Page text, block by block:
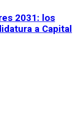
2031: los
a Capital